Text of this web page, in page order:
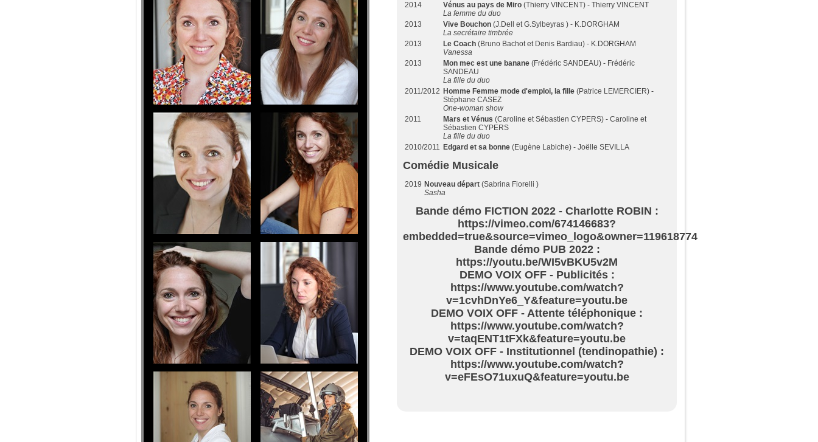
2014
Vénus au pays de Miro (Thierry VINCENT) - Thierry VINCENT
La femme du duo
2013
Vive Bouchon (J.Dell et G.Sylbeyras ) - K.DORGHAM
La secrétaire timbrée
2013
Le Coach (Bruno Bachot et Denis Bardiau) - K.DORGHAM
Vanessa
2013
Mon mec est une banane (Frédéric SANDEAU) - Frédéric
SANDEAU
La fille du duo
2011/2012 Homme Femme mode d'emploi, la fille (Patrice LEMERCIER) -
Stéphane CASEZ
One-woman show
2011
Mars et Vénus (Caroline et Sébastien CYPERS) - Caroline et
Sébastien CYPERS
La fille du duo
2010/2011 Edgard et sa bonne (Eugène Labiche) - Joëlle SEVILLA
Comédie Musicale
2019 Nouveau départ (Sabrina Fiorelli )
Sasha
Bande démo FICTION 2022 - Charlotte ROBIN :
https://vimeo.com/674146683?
embedded=true&source=vimeo_logo&owner=119618774
Bande démo PUB 2022 :
https://youtu.be/WI5vBKU5v2M
DEMO VOIX OFF - Publicités :
https://www.youtube.com/watch?
v=1cvhDnYe6_Y&feature=youtu.be
DEMO VOIX OFF - Attente téléphonique :
https://www.youtube.com/watch?
v=taqENT1tFXk&feature=youtu.be
DEMO VOIX OFF - Institutionnel (tendinopathie) :
https://www.youtube.com/watch?
v=eFEsO71uxuQ&feature=youtu.be